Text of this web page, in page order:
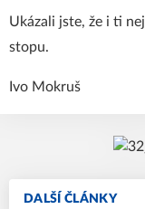
DALŠÍ ČLÁNKY
Ukázali jste, že i ti
stopu.
Ivo Mokruš